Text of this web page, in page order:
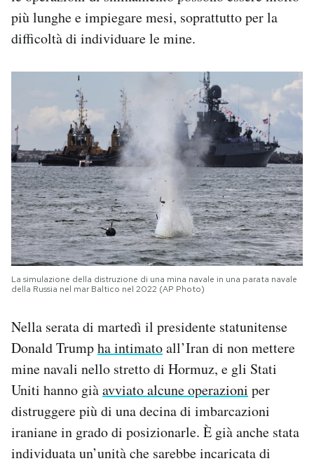
più lunghe e impiegare mesi, soprattutto per la
difficoltà di individuare le mine.
La simulazione della distruzione di una mina navale in una parata navale
della Russia nel mar Baltico nel 2022 (AP Photo)
Nella serata di martedì il presidente statunitense
Donald Trumpha intimatoall’Iran di non mettere
mine navali nello stretto di Hormuz, e gli Stati
Uniti hanno giàavviato alcune operazioni per
distruggere più di una decina di imbarcazioni
iraniane in grado di posizionarle. È già anche stata
individuata un’unità che sarebbe incaricata di